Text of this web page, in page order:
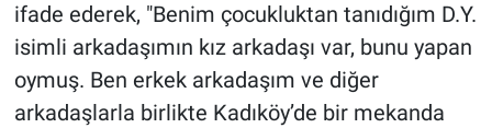
ifade ederek, "Benim çocukluktan tanıdığım D.Y.
isimli arkadaşımın kız arkadaşı var, bunu yapan
oymuş. Ben erkek arkadaşım ve diğer
arkadaşlarla birlikte Kadıköy’de bir mekanda